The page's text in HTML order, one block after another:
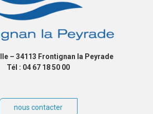
– 34113 Frontignan la Peyrade
Tél : 04 67 18 50 00
nous contacter